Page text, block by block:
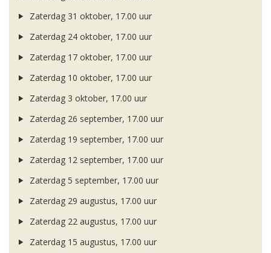
Zaterdag 31 oktober, 17.00 uur
Zaterdag 24 oktober, 17.00 uur
Zaterdag 17 oktober, 17.00 uur
Zaterdag 10 oktober, 17.00 uur
Zaterdag 3 oktober, 17.00 uur
Zaterdag 26 september, 17.00 uur
Zaterdag 19 september, 17.00 uur
Zaterdag 12 september, 17.00 uur
Zaterdag 5 september, 17.00 uur
Zaterdag 29 augustus, 17.00 uur
Zaterdag 22 augustus, 17.00 uur
Zaterdag 15 augustus, 17.00 uur